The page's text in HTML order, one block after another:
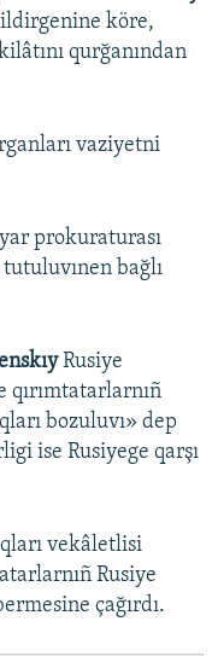
köre,
qurğanından
vaziyetni
prokuraturası
bağlı
Rusiye
bozuluvı» dep
ise Rusiyege qarşı
vekâletlisi
Rusiye
çağırdı.